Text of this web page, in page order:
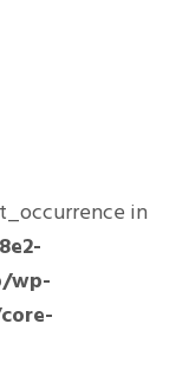
in
wp-